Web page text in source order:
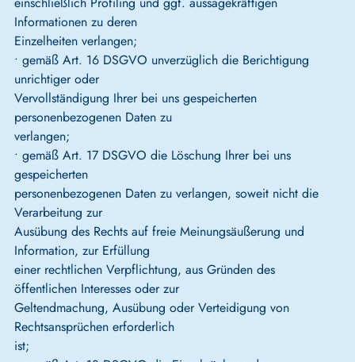
Informationen zu deren
Einzelheiten verlangen;
• gemäß Art. 16 DSGVO unverzüglich die Berichtigung
unrichtiger oder
Vervollständigung Ihrer bei uns gespeicherten
personenbezogenen Daten zu
verlangen;
• gemäß Art. 17 DSGVO die Löschung Ihrer bei uns
gespeicherten
personenbezogenen Daten zu verlangen, soweit nicht die
Verarbeitung zur
Ausübung des Rechts auf freie Meinungsäußerung und
Information, zur Erfüllung
einer rechtlichen Verpflichtung, aus Gründen des
öffentlichen Interesses oder zur
Geltendmachung, Ausübung oder Verteidigung von
Rechtsansprüchen erforderlich
ist;